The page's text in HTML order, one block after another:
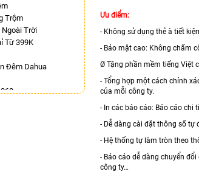
Trộm
Ngoài Trời
Từ 399K
Đêm Dahua
Ưu điểm:
- Không sử dụng thẻ à tiết
- Bảo mật cao: Không chấm
Ø Tặng phần mềm tiếng Việt
- Tổng hợp một cách chính
của mỗi công ty.
- In các báo cáo: Báo cáo chi
- Dễ dàng cài đặt thông số
- Hệ thống tự làm tròn theo
- Báo cáo dễ dàng chuyển
công ty…